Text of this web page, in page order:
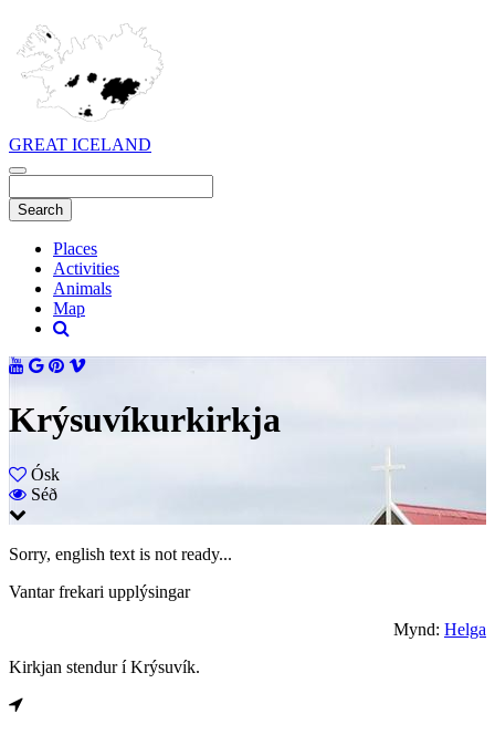
GREAT ICELAND
Places
Activities
Animals
Map
Krýsuvíkurkirkja
Ósk
Séð
Sorry, english text is not ready...
Vantar frekari upplýsingar
Mynd: Helga
Kirkjan stendur í Krýsuvík.